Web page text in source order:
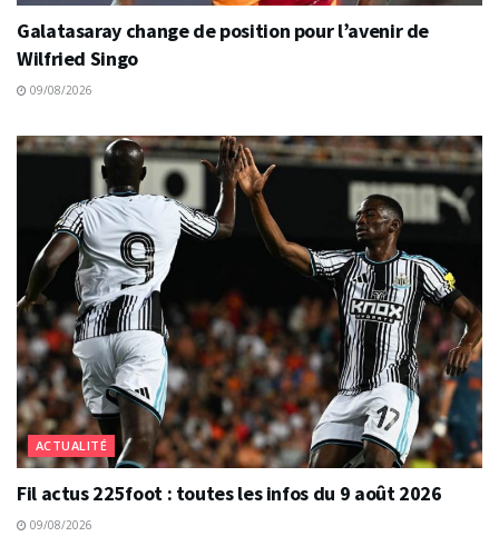
Galatasaray change de position pour l’avenir de
Wilfried Singo
09/08/2026
ACTUALITÉ
Fil actus 225foot : toutes les infos du 9 août 2026
09/08/2026